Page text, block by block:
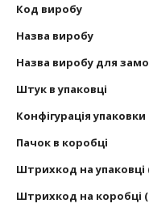
Код виробу
Назва виробу
Назва виробу для
Штук в упаковці
Конфігурація упаковки
Пачок в коробці
Штрихкод на упаковці
Штрихкод на коробці